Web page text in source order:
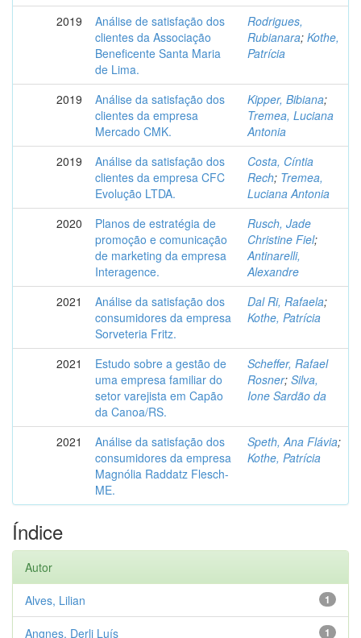
2019
Análise de satisfação dos
clientes da Associação
Beneficente Santa Maria
de Lima.
Rodrigues,
Rubianara; Kothe,
Patrícia
2019
Análise da satisfação dos
clientes da empresa
Mercado CMK.
Kipper, Bibiana;
Tremea, Luciana
Antonia
2019
Análise da satisfação dos
clientes da empresa CFC
Evolução LTDA.
Costa, Cíntia
Rech; Tremea,
Luciana Antonia
2020
Planos de estratégia de
promoção e comunicação
de marketing da empresa
Interagence.
Rusch, Jade
Christine Fiel;
Antinarelli,
Alexandre
2021
Análise da satisfação dos
consumidores da empresa
Sorveteria Fritz.
Dal Ri, Rafaela;
Kothe, Patrícia
2021
Estudo sobre a gestão de
uma empresa familiar do
setor varejista em Capão
da Canoa/RS.
Scheffer, Rafael
Rosner; Silva,
Ione Sardão da
2021
Análise da satisfação dos
consumidores da empresa
Magnólia Raddatz Flesch-
ME.
Speth, Ana Flávia;
Kothe, Patrícia
Índice
Autor
1
Alves, Lilian
1
Angnes, Derli Luís